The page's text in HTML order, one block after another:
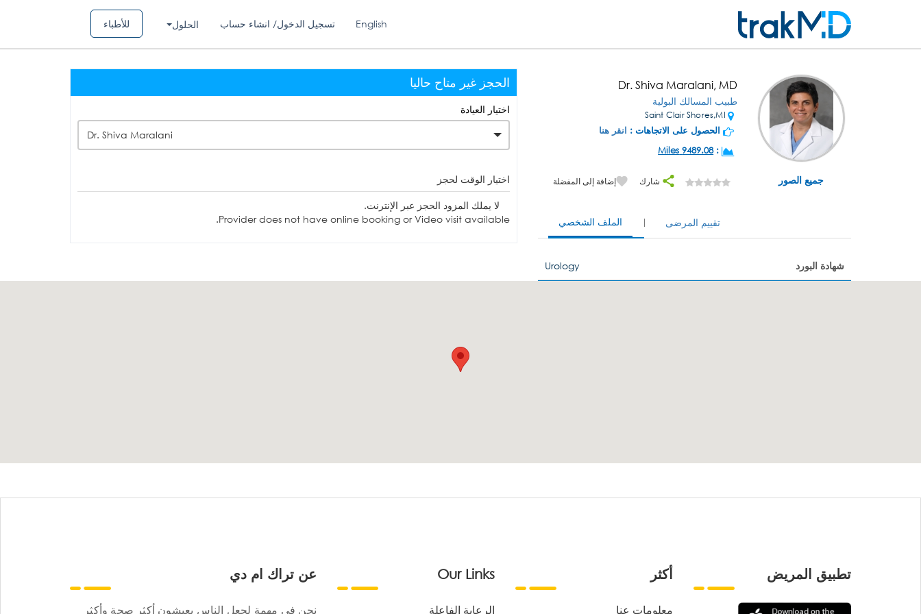
للأطباء الحلول تسجيل الدخول/ انشاء حساب English
جميع الصور
Dr. Shiva Maralani, MD
طبيب المسالك البولية
الحصول على الاتجاهات : انقر هنا
:
9489.08 Miles
شارك إضافة إلى المفضلة
الملف الشخصي تقييم المرضى
شهادة البورد Urology
الحجز غير متاح حاليا
اختيار العيادة
Dr. Shiva Maralani
اختيار الوقت لحجز
لا يملك المزود الحجز عبر الإنترنت.
Provider does not have online booking or Video visit available.
عن تراك ام دي
نحن في مهمة لجعل الناس يعيشون أكثر صحة وأكثر
Our Links
الرعاية الفاعلة
أكثر
معلومات عنا
تطبيق المريض